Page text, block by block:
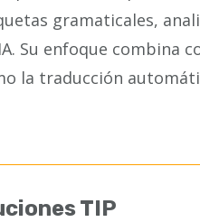
gramaticales,
Su enfoque combina
la traducción
TIP